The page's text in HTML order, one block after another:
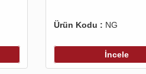
Ürün Kodu : NG
İncele